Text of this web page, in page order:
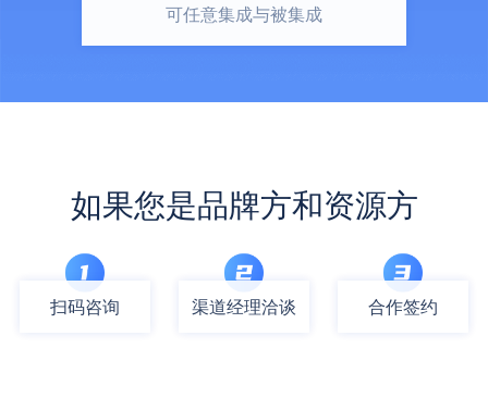
可任意集成与被集成
如果您是品牌方和资源方
扫码咨询 渠道经理洽谈 合作签约